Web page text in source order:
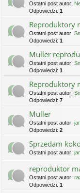
Ostatni post autor:
Odpowiedzi: 1
Reproduktory
Ostatni post autor:
Odpowiedzi: 1
Muller
Ostatni post autor:
Odpowiedzi: 1
Reproduktory
Ostatni post autor:
Odpowiedzi: 7
Muller
Ostatni post autor:
Odpowiedzi: 2
Sprzedam
Ostatni post autor:
reproduktor
Ostatni post autor:
Odpowiedzi: 1